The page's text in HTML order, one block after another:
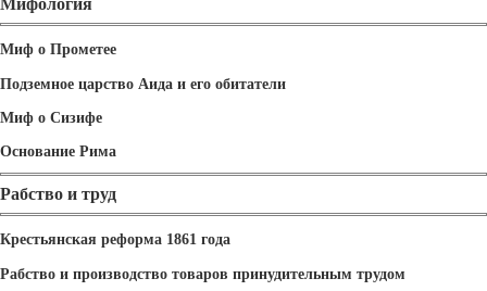
Мифология
Миф о Прометее
Подземное царство Аида и его обитатели
Миф о Сизифе
Основание Рима
Рабство и труд
Крестьянская реформа 1861 года
Рабство и производство товаров принудительным трудом